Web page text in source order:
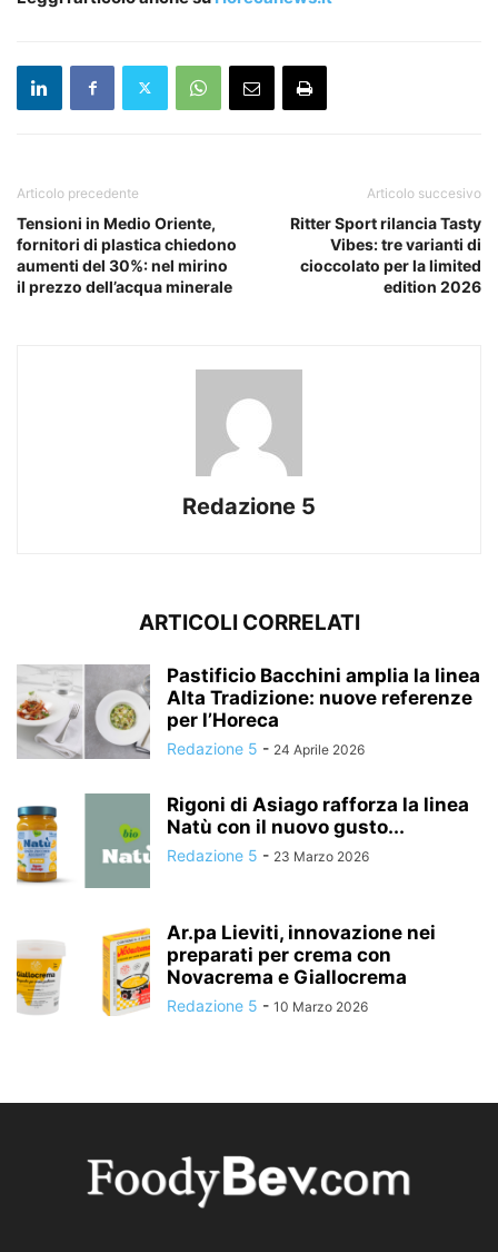
Articolo precedente
Tensioni in Medio Oriente,
fornitori di plastica chiedono
aumenti del 30%: nel mirino
il prezzo dell’acqua minerale
Articolo succesivo
Ritter Sport rilancia Tasty
Vibes: tre varianti di
cioccolato per la limited
edition 2026
Redazione 5
ARTICOLI CORRELATI
Pastificio Bacchini amplia la linea
Alta Tradizione: nuove referenze
per l’Horeca
Redazione 5 - 24 Aprile 2026
Rigoni di Asiago rafforza la linea
Natù con il nuovo gusto...
Redazione 5 - 23 Marzo 2026
Ar.pa Lieviti, innovazione nei
preparati per crema con
Novacrema e Giallocrema
Redazione 5 - 10 Marzo 2026